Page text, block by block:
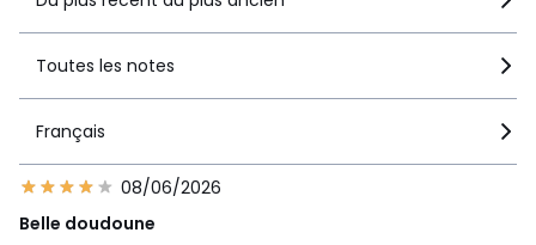
Toutes les notes
Français
08/06/2026
Belle doudoune